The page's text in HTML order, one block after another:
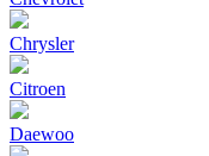
Chrysler
Citroen
Daewoo